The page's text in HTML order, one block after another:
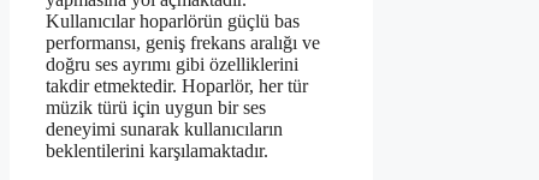
Kullanıcılar hoparlörün güçlü bas
performansı, geniş frekans aralığı ve
doğru ses ayrımı gibi özelliklerini
takdir etmektedir. Hoparlör, her tür
müzik türü için uygun bir ses
deneyimi sunarak kullanıcıların
beklentilerini karşılamaktadır.